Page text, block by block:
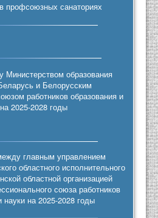
профсоюзных санаториях
образования
и Белорусским
работников образования и
2025-2028 годы
главным управлением
областного исполнительного
областной организацией
союза работников
науки на 2025-2028 годы